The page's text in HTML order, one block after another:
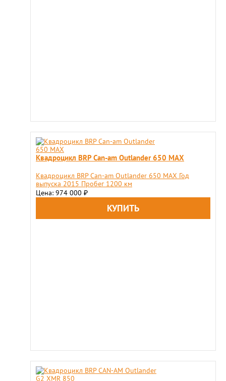
Квадроцикл BRP Сan-am Outlander 650 MAX
Квадроцикл BRP Сan-am Outlander 650 MAX Год
выпуска 2015 Пробег 1200 км
Цена: 974 000 ₽